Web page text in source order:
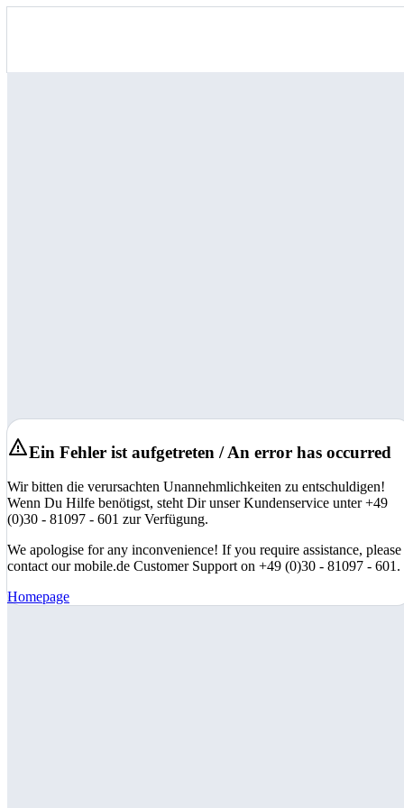
Ein Fehler ist aufgetreten / An error has occurred
Wir bitten die verursachten Unannehmlichkeiten zu entschuldigen!
Wenn Du Hilfe benötigst, steht Dir unser Kundenservice unter +49
(0)30 - 81097 - 601 zur Verfügung.
We apologise for any inconvenience! If you require assistance, please
contact our mobile.de Customer Support on +49 (0)30 - 81097 - 601.
Homepage